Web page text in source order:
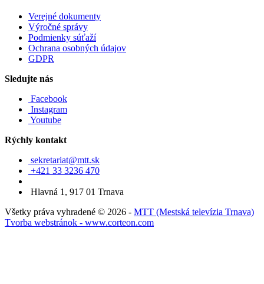
Verejné dokumenty
Výročné správy
Podmienky súťaží
Ochrana osobných údajov
GDPR
Sledujte nás
Facebook
Instagram
Youtube
Rýchly kontakt
sekretariat@mtt.sk
+421 33 3236 470
Hlavná 1, 917 01 Trnava
Všetky práva vyhradené © 2026 - MTT (Mestská televízia Trnava)
Tvorba webstránok - www.corteon.com